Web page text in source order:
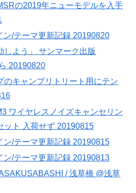
の2019年ニューモデルを入手
ン/テーマ更新記録 20190820
しよう」 サンマーク出版
20190820
のキャンプリトリート用にテン
ワイヤレスノイズキャンセリン
ット 入荷せず 20190815
ン/テーマ更新記録 20190815
ン/テーマ更新記録 20190813
/ 浅草橋 @浅草